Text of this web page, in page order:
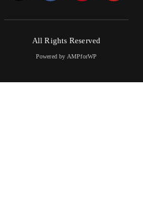
All Rights Reserved
Powered by AMPforWP